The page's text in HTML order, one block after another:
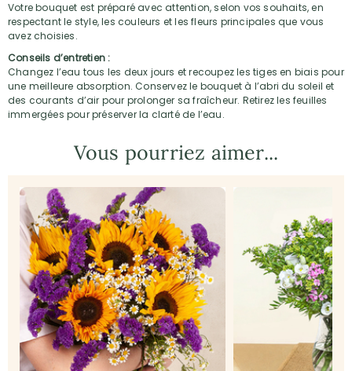
Votre bouquet est préparé avec attention, selon vos souhaits, en
respectant le style, les couleurs et les fleurs principales que vous
avez choisies.
Conseils d’entretien :
Changez l’eau tous les deux jours et recoupez les tiges en biais pour
une meilleure absorption. Conservez le bouquet à l’abri du soleil et
des courants d’air pour prolonger sa fraîcheur. Retirez les feuilles
immergées pour préserver la clarté de l’eau.
Vous pourriez aimer...